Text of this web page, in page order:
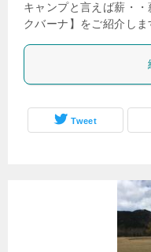
キャンプと言えば薪・
クバーナ】をご紹介しま
Tweet